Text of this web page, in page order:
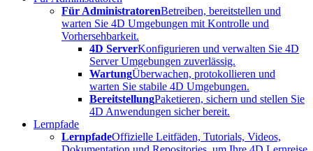
Für AdministratorenBetreiben, bereitstellen und
warten Sie 4D Umgebungen mit Kontrolle und
Vorhersehbarkeit.
4D ServerKonfigurieren und verwalten Sie 4D
Server Umgebungen zuverlässig.
WartungÜberwachen, protokollieren und
warten Sie stabile 4D Umgebungen.
BereitstellungPaketieren, sichern und stellen Sie
4D Anwendungen sicher bereit.
Lernpfade
LernpfadeOffizielle Leitfäden, Tutorials, Videos,